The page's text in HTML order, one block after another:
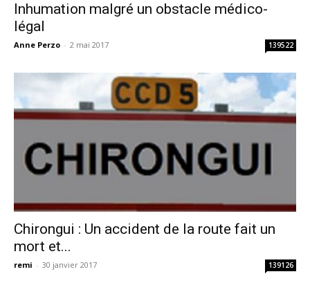
Inhumation malgré un obstacle médico-
légal
Anne Perzo - 2 mai 2017 139522
Chirongui : Un accident de la route fait un
mort et...
remi - 30 janvier 2017 139126